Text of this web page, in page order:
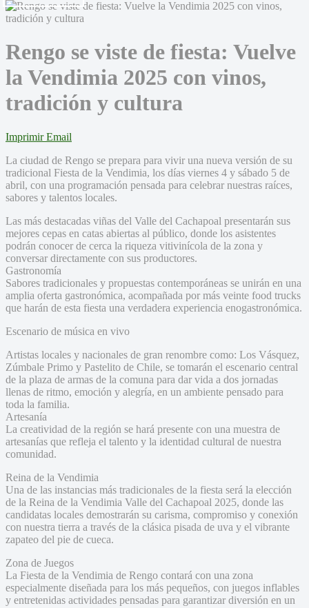
Rengo se viste de fiesta: Vuelve
la Vendimia 2025 con vinos,
tradición y cultura
Imprimir Email
La ciudad de Rengo se prepara para vivir una nueva versión de su
tradicional Fiesta de la Vendimia, los días viernes 4 y sábado 5 de
abril, con una programación pensada para celebrar nuestras raíces,
sabores y talentos locales.
Las más destacadas viñas del Valle del Cachapoal presentarán sus
mejores cepas en catas abiertas al público, donde los asistentes
podrán conocer de cerca la riqueza vitivinícola de la zona y
conversar directamente con sus productores.
Gastronomía
Sabores tradicionales y propuestas contemporáneas se unirán en una
amplia oferta gastronómica, acompañada por más veinte food trucks
que harán de esta fiesta una verdadera experiencia enogastronómica.
Escenario de música en vivo
Artistas locales y nacionales de gran renombre como: Los Vásquez,
Zúmbale Primo y Pastelito de Chile, se tomarán el escenario central
de la plaza de armas de la comuna para dar vida a dos jornadas
llenas de ritmo, emoción y alegría, en un ambiente pensado para
toda la familia.
Artesanía
La creatividad de la región se hará presente con una muestra de
artesanías que refleja el talento y la identidad cultural de nuestra
comunidad.
Reina de la Vendimia
Una de las instancias más tradicionales de la fiesta será la elección
de la Reina de la Vendimia Valle del Cachapoal 2025, donde las
candidatas locales demostrarán su carisma, compromiso y conexión
con nuestra tierra a través de la clásica pisada de uva y el vibrante
zapateo del pie de cueca.
Zona de Juegos
La Fiesta de la Vendimia de Rengo contará con una zona
especialmente diseñada para los más pequeños, con juegos inflables
y entretenidas actividades pensadas para garantizar diversión en un